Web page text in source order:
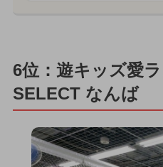
6位：遊キッズ愛
SELECT なんば